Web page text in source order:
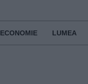
ECONOMIE LUMEA